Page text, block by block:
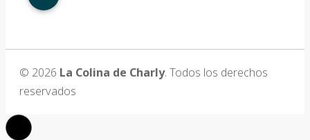
© 2026 La Colina de Charly. Todos los derechos
reservados